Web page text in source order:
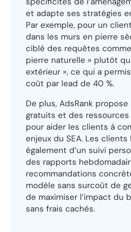
et adapte ses stratégies
Par exemple, pour un
dans les murs en pierre
ciblé des requêtes
pierre naturelle » plutôt
extérieur », ce qui a
coût par lead de 40 %.
De plus, AdsRank
gratuits et des ressources
pour aider les clients à
enjeux du SEA. Les
également d’un suivi
des rapports
recommandations
modèle sans surcoût de
de maximiser l’impact du
sans frais cachés.